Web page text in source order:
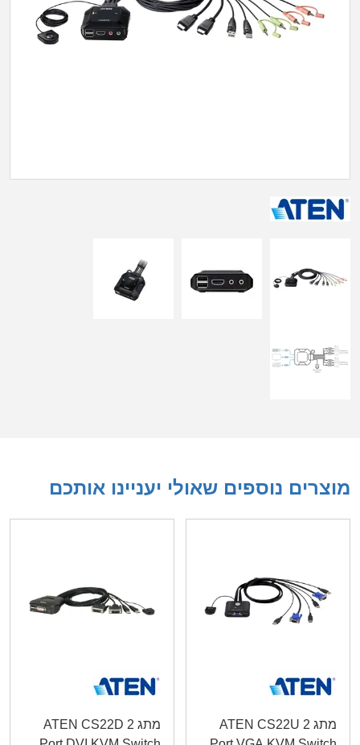
מוצרים נוספים שאולי יעניינו אותכם
מתג ATEN CS22U 2
מתג ATEN CS22D 2